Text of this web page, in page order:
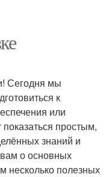
Сегодня мы
к
или
простым,
знаний и
о основных
несколько полезных